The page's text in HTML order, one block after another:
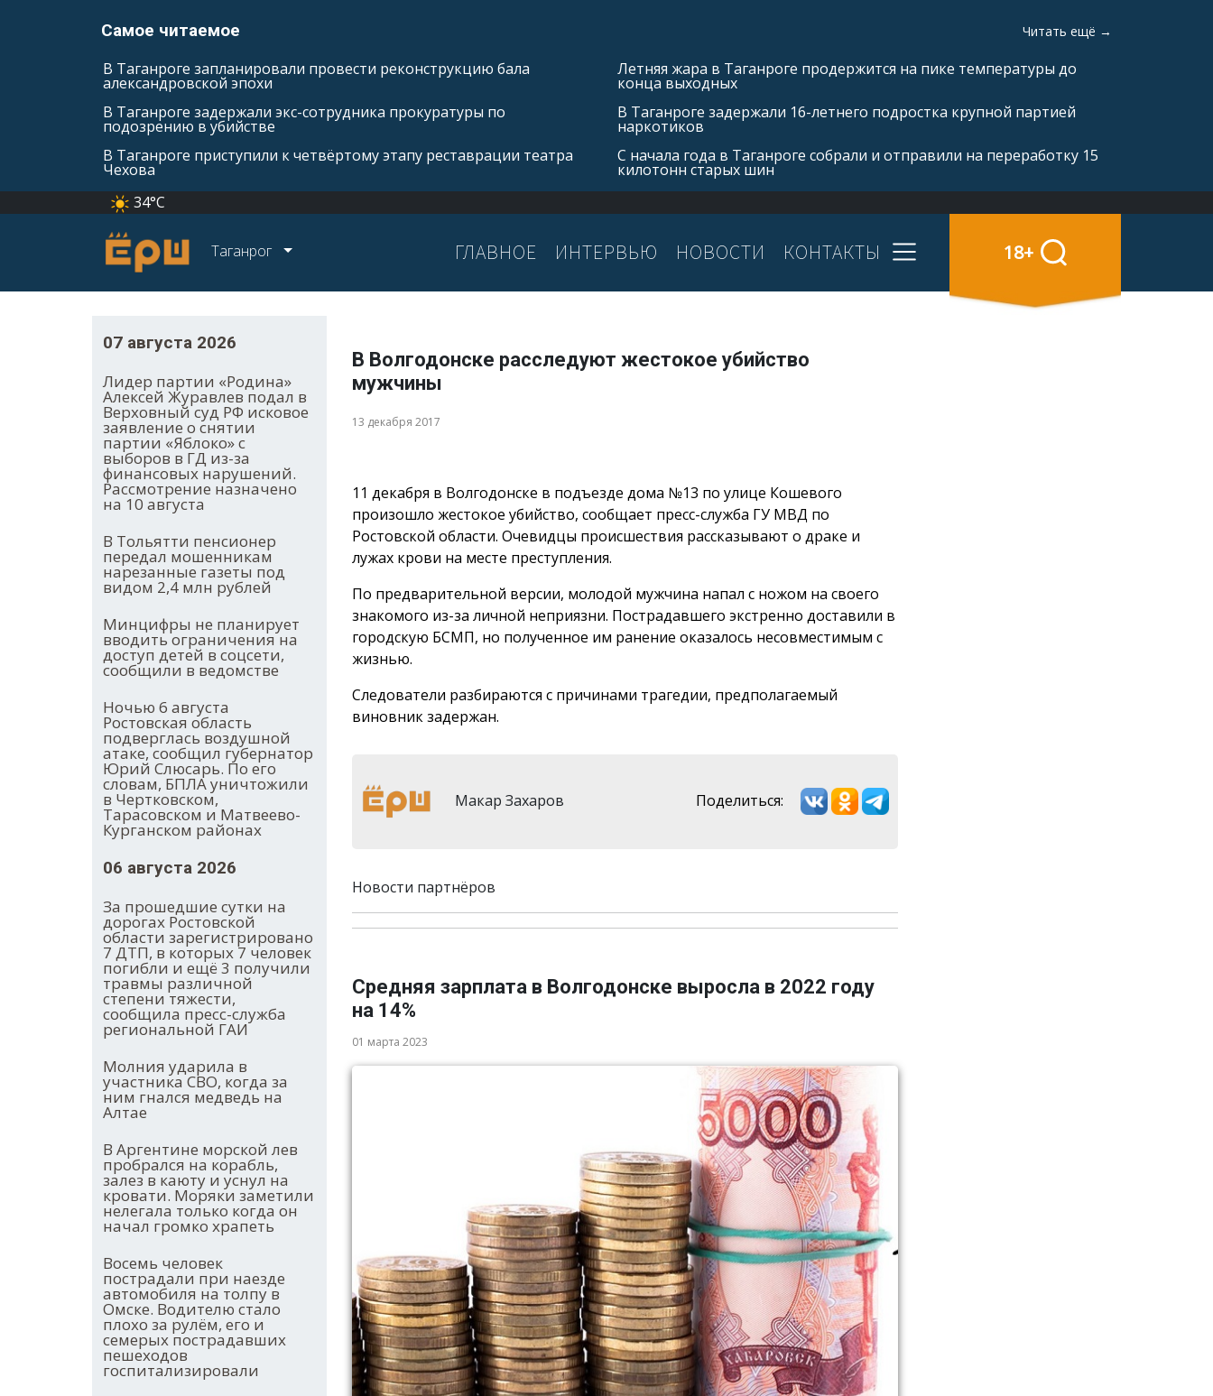
Самое читаемое Читать ещё →
В Таганроге запланировали провести реконструкцию бала
александровской эпохи
В Таганроге задержали экс-сотрудника прокуратуры по
подозрению в убийстве
В Таганроге приступили к четвёртому этапу реставрации театра
Чехова
Летняя жара в Таганроге продержится на пике температуры до
конца выходных
В Таганроге задержали 16-летнего подростка крупной партией
наркотиков
С начала года в Таганроге собрали и отправили на переработку 15
килотонн старых шин
34°C
Таганрог ГЛАВНОЕ ИНТЕРВЬЮ НОВОСТИ КОНТАКТЫ 18+
07 августа 2026
Лидер партии «Родина»
Алексей Журавлев подал в
Верховный суд РФ исковое
заявление о снятии
партии «Яблоко» с
выборов в ГД из-за
финансовых нарушений.
Рассмотрение назначено
на 10 августа
В Тольятти пенсионер
передал мошенникам
нарезанные газеты под
видом 2,4 млн рублей
Минцифры не планирует
вводить ограничения на
доступ детей в соцсети,
сообщили в ведомстве
Ночью 6 августа
Ростовская область
подверглась воздушной
атаке, сообщил губернатор
Юрий Слюсарь. По его
словам, БПЛА уничтожили
в Чертковском,
Тарасовском и Матвеево-
Курганском районах
06 августа 2026
За прошедшие сутки на
дорогах Ростовской
области зарегистрировано
7 ДТП, в которых 7 человек
погибли и ещё 3 получили
травмы различной
степени тяжести,
сообщила пресс-служба
региональной ГАИ
Молния ударила в
участника СВО, когда за
ним гнался медведь на
Алтае
В Аргентине морской лев
пробрался на корабль,
залез в каюту и уснул на
кровати. Моряки заметили
нелегала только когда он
начал громко храпеть
Восемь человек
пострадали при наезде
автомобиля на толпу в
Омске. Водителю стало
плохо за рулём, его и
семерых пострадавших
пешеходов
госпитализировали
В Волгодонске расследуют жестокое убийство
мужчины
13 декабря 2017
11 декабря в Волгодонске в подъезде дома №13 по улице Кошевого
произошло жестокое убийство, сообщает пресс-служба ГУ МВД по
Ростовской области. Очевидцы происшествия рассказывают о драке и
лужах крови на месте преступления.
По предварительной версии, молодой мужчина напал с ножом на своего
знакомого из-за личной неприязни. Пострадавшего экстренно доставили в
городскую БСМП, но полученное им ранение оказалось несовместимым с
жизнью.
Следователи разбираются с причинами трагедии, предполагаемый
виновник задержан.
Макар Захаров Поделиться:
Новости партнёров
Средняя зарплата в Волгодонске выросла в 2022 году
на 14%
01 марта 2023